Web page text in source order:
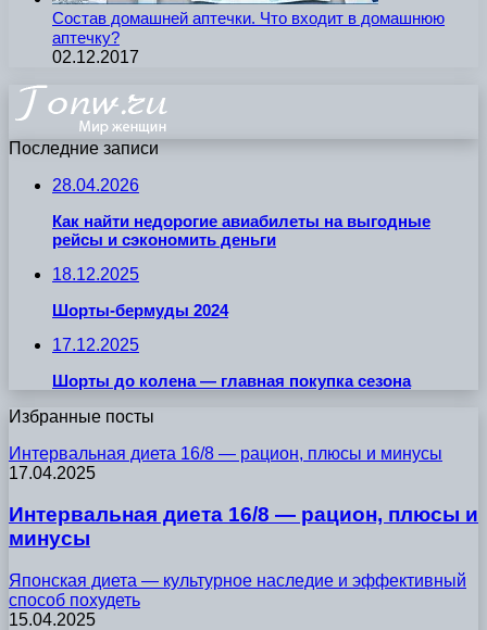
Состав домашней аптечки. Что входит в домашнюю
аптечку?
02.12.2017
Последние записи
28.04.2026
Как найти недорогие авиабилеты на выгодные
рейсы и сэкономить деньги
18.12.2025
Шорты-бермуды 2024
17.12.2025
Шорты до колена — главная покупка сезона
Избранные посты
Интервальная диета 16/8 — рацион, плюсы и минусы
17.04.2025
Интервальная диета 16/8 — рацион, плюсы и
минусы
Японская диета — культурное наследие и эффективный
способ похудеть
15.04.2025